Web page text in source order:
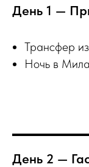
День 1 —
Трансфер
Ночь в
День 2 —